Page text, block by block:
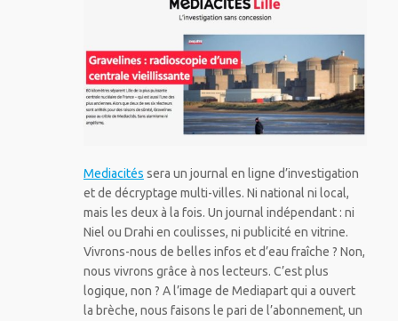
Mediacités sera un journal en ligne d’investigation
et de décryptage multi-villes. Ni national ni local,
mais les deux à la fois. Un journal indépendant : ni
Niel ou Drahi en coulisses, ni publicité en vitrine.
Vivrons-nous de belles infos et d’eau fraîche ? Non,
nous vivrons grâce à nos lecteurs. C’est plus
logique, non ? A l’image de Mediapart qui a ouvert
la brèche, nous faisons le pari de l’abonnement, un